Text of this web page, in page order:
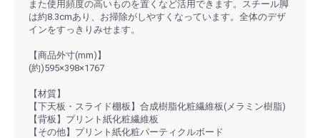
また使用頻度の高いものを置くなど活用できます。スチール脚
は約8.3cmあり、お掃除がしやすくなっています。全体のデザ
インをすっきりみせます。
【商品外寸(mm)】
(約)595×398×1767
【材質】
【下天板・スライド棚板】合成樹脂化粧繊維板(メラミン樹脂)
【背板】プリント紙化粧繊維板
【その他】プリント紙化粧パーティクルボード